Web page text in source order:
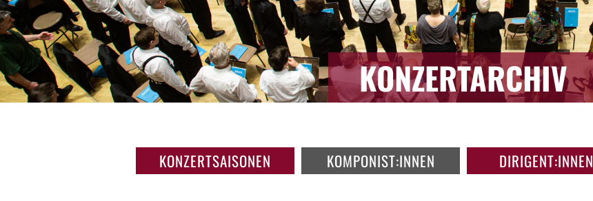
KONZERTARCHIV
KONZERTSAISONEN KOMPONIST:INNEN DIRIGENT:INNEN